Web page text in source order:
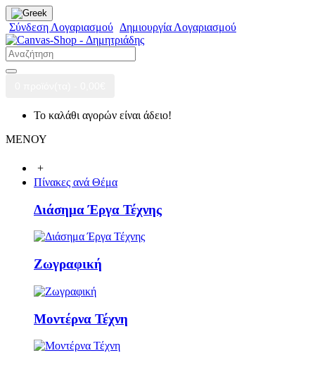
Σύνδεση Λογαριασμού Δημιουργία Λογαριασμού
Το καλάθι αγορών είναι άδειο!
ΜΕΝΟΥ
+
Πίνακες ανά Θέμα
Διάσημα Έργα Τέχνης
Ζωγραφική
Μοντέρνα Τέχνη